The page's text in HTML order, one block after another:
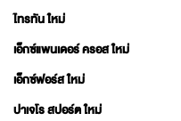
ไทรทัน ใหม่
เอ็กซ์แพนเดอร์ ครอส ใหม่
เอ็กซ์ฟอร์ส ใหม่
ปาเจโร สปอร์ต ใหม่